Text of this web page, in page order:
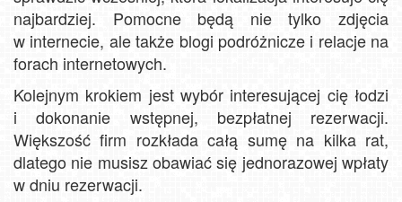
najbardziej. Pomocne będą nie tylko zdjęcia
w internecie, ale także blogi podróżnicze i relacje na
forach internetowych.
Kolejnym krokiem jest wybór interesującej cię łodzi
i dokonanie wstępnej, bezpłatnej rezerwacji.
Większość firm rozkłada całą sumę na kilka rat,
dlatego nie musisz obawiać się jednorazowej wpłaty
w dniu rezerwacji.